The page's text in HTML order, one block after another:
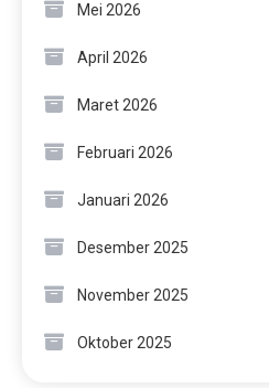
Mei 2026
April 2026
Maret 2026
Februari 2026
Januari 2026
Desember 2025
November 2025
Oktober 2025